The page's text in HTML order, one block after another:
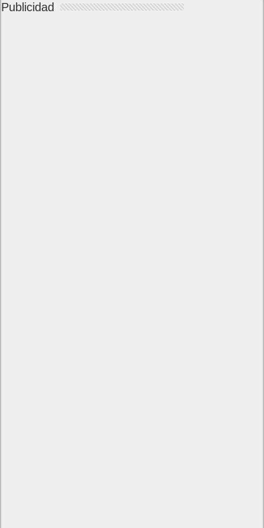
Publicidad